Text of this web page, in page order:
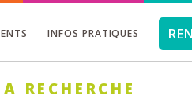
INFOS PRATIQUES
RECHERCHE